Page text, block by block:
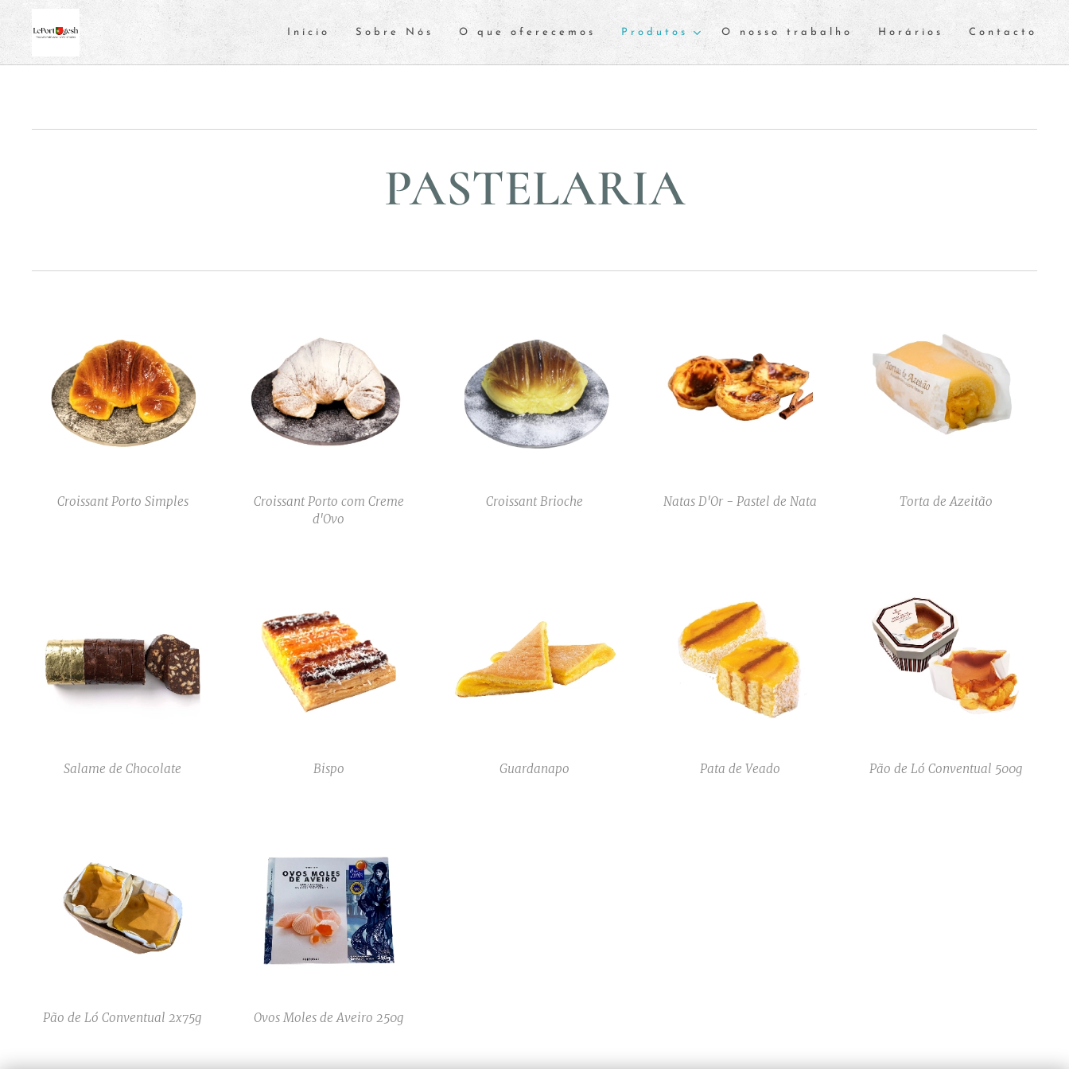
Início Sobre Nós O que oferecemos Produtos O nosso trabalho Horários Contacto
PASTELARIA
Croissant Porto Simples
Croissant Porto com Creme
d'Ovo
Croissant Brioche Natas D'Or - Pastel de Nata Torta de Azeitão
Salame de Chocolate Bispo Guardanapo Pata de Veado Pão de Ló Conventual 500g
Pão de Ló Conventual 2x75g Ovos Moles de Aveiro 250g